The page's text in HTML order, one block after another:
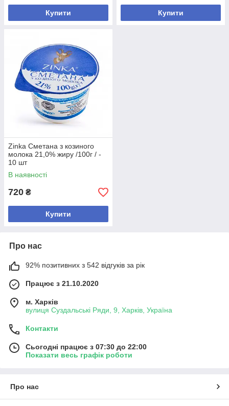
Купити Купити
Zinka Сметана з козиного
молока 21,0% жиру /100г / -
10 шт
В наявності
720 ₴
Купити
Про нас
92% позитивних з 542 відгуків за рік
Працює з 21.10.2020
м. Харків
вулиця Суздальські Ряди, 9, Харків, Україна
Контакти
Сьогодні працює з 07:30 до 22:00
Показати весь графік роботи
Про нас